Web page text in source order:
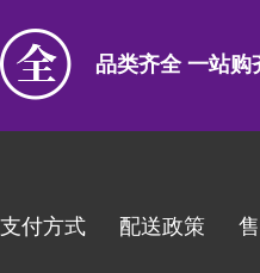
品类齐全 一站购
支付方式 配送政策